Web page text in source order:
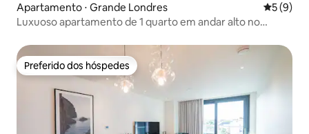
Apartamento ⋅ Grande Londres 5 de
5 (9)
Luxuoso apartamento de 1 quarto em andar alto no
Preferido dos hóspedes
Preferido dos hóspedes